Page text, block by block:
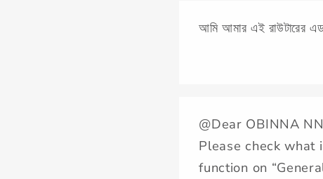
আমি আমার এই রাউটারের
@Dear OBINNA
Please check what
function on